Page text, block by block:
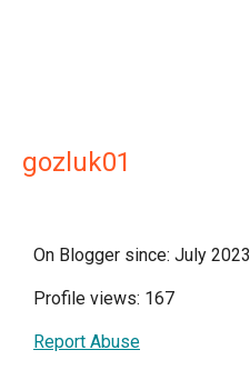
gozluk01
On Blogger since: July 2023
Profile views: 167
Report Abuse